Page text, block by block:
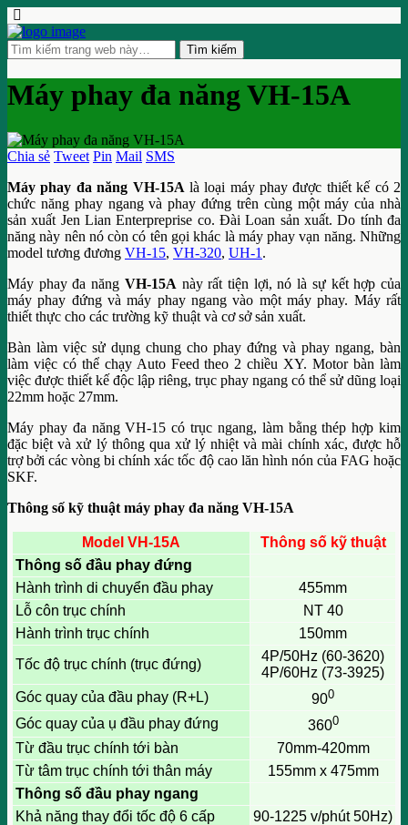
Máy phay đa năng VH-15A
Chia sẻ Tweet Pin Mail SMS
Máy phay đa năng VH-15A là loại máy phay được thiết kế có 2
chức năng phay ngang và phay đứng trên cùng một máy của nhà
sản xuất Jen Lian Enterpreprise co. Đài Loan sản xuất. Do tính đa
năng này nên nó còn có tên gọi khác là máy phay vạn năng. Những
model tương đương VH-15, VH-320, UH-1 .
Máy phay đa năng VH-15A này rất tiện lợi, nó là sự kết hợp của
máy phay đứng và máy phay ngang vào một máy phay. Máy rất
thiết thực cho các trường kỹ thuật và cơ sở sản xuất.
Bàn làm việc sử dụng chung cho phay đứng và phay ngang, bàn
làm việc có thể chạy Auto Feed theo 2 chiều XY. Motor bàn làm
việc được thiết kế độc lập riêng, trục phay ngang có thể sử dũng loại
22mm hoặc 27mm.
Máy phay đa năng VH-15 có trục ngang, làm bằng thép hợp kim
đặc biệt và xử lý thông qua xử lý nhiệt và mài chính xác, được hỗ
trợ bởi các vòng bi chính xác tốc độ cao lăn hình nón của FAG hoặc
SKF.
Thông số kỹ thuật máy phay đa năng VH-15A
Model VH-15A
Thông số kỹ thuật
Thông số đầu phay đứng
Hành trình di chuyển đầu phay
455mm
Lỗ côn trục chính
NT 40
Hành trình trục chính
150mm
Tốc độ trục chính (trục đứng)
4P/50Hz (60-3620)
4P/60Hz (73-3925)
Góc quay của đầu phay (R+L)
900
Góc quay của ụ đầu phay đứng 3600
Từ đầu trục chính tới bàn
70mm-420mm
Từ tâm trục chính tới thân máy
155mm x 475mm
Thông số đầu phay ngang
Khả năng thay đổi tốc độ 6 cấp
90-1225 v/phút 50Hz)